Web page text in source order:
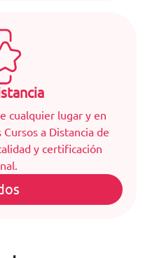
cualquier lugar y en
a Distancia de
y certificación